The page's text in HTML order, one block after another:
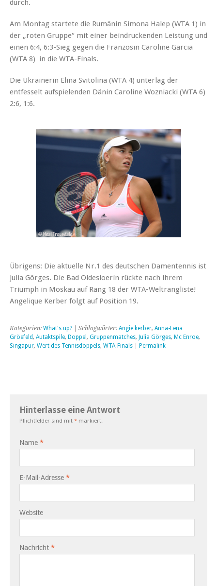
durch.
Am Montag startete die Rumänin Simona Halep (WTA 1) in
der „roten Gruppe“ mit einer beindruckenden Leistung und
einen 6:4, 6:3-Sieg gegen die Französin Caroline Garcia
(WTA 8) in die WTA-Finals.
Die Ukrainerin Elina Svitolina (WTA 4) unterlag der
entfesselt aufspielenden Dänin Caroline Wozniacki (WTA 6)
2:6, 1:6.
Übrigens: Die aktuelle Nr.1 des deutschen Damentennis ist
Julia Görges. Die Bad Oldesloerin rückte nach ihrem
Triumph in Moskau auf Rang 18 der WTA-Weltrangliste!
Angelique Kerber folgt auf Position 19.
Kategorien: What's up? | Schlagwörter: Angie kerber, Anna-Lena
Gröefeld, Autaktspile, Doppel , Gruppenmatches, Julia Görges, Mc Enroe,
Singapur, Wert des Tennisdoppels, WTA-Finals Permalink
Hinterlasse eine Antwort
Pflichtfelder sind mit * markiert.
Name *
E-Mail-Adresse *
Website
Nachricht *